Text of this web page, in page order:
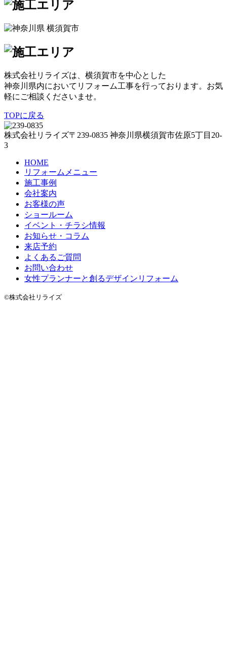
株式会社リライズは、横須賀市を中心とした
神奈川県内においてリフォーム工事を行っております。お気
軽にご相談くださいませ。
TOPに戻る
株式会社リライズ〒239-0835 神奈川県横須賀市佐原5丁目20-
3
HOME
リフォームメニュー
施工事例
会社案内
お客様の声
ショールーム
イベント・チラシ情報
お知らせ・コラム
来店予約
よくあるご質問
お問い合わせ
女性プランナーと創るデザインリフォーム
©株式会社リライズ